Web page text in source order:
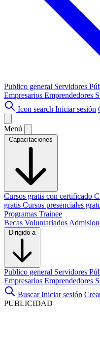
Publico general Servidores
Empresarios Emprendedores
Icon search Iniciar sesión
Menú
Capacitaciones
Cursos gratis con certificado
gratis Cursos presenciales
Programas Trainee
Becas Voluntariados
Dirigido a
Publico general Servidores
Empresarios Emprendedores
Buscar Iniciar sesión
PUBLICIDAD